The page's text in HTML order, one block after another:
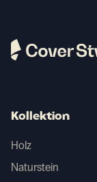
Kollektion
Holz
Naturstein